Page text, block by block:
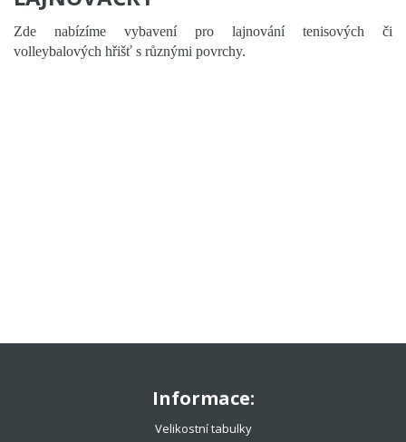
TENISOVÉ VÝPLETY
PADEL
SÍTĚ A PŘÍSLUŠENSTVÍ
SÍŤOVAČKY, KOŠŤATA
Zde nabízíme vybavení pro lajnování tenisových či
volleybalových hřišť s různými povrchy.
Informace:
Velikostní tabulky